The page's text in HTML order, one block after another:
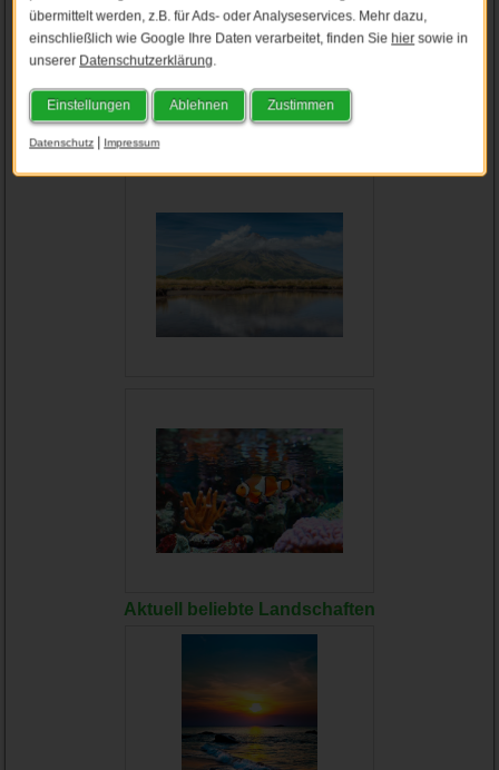
Aktuell beliebte Landschaften
übermittelt werden, z.B. für Ads- oder Analyseservices. Mehr dazu,
einschließlich wie Google Ihre Daten verarbeitet, finden Sie hier sowie in
unserer Datenschutzerklärung.
Einstellungen Ablehnen Zustimmen
Datenschutz | Impressum